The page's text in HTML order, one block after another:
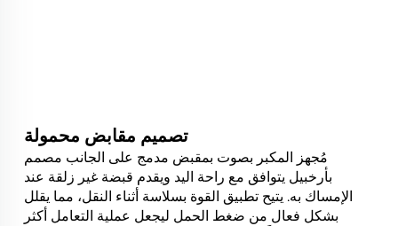
تصميم مقابض محمولة
مُجهز المكبر بصوت بمقبض مدمج على الجانب مصمم
بأرخبيل يتوافق مع راحة اليد ويقدم قبضة غير زلقة عند
الإمساك به. يتيح تطبيق القوة بسلاسة أثناء النقل، مما يقلل
بشكل فعال من ضغط الحمل ليجعل عملية التعامل أكثر